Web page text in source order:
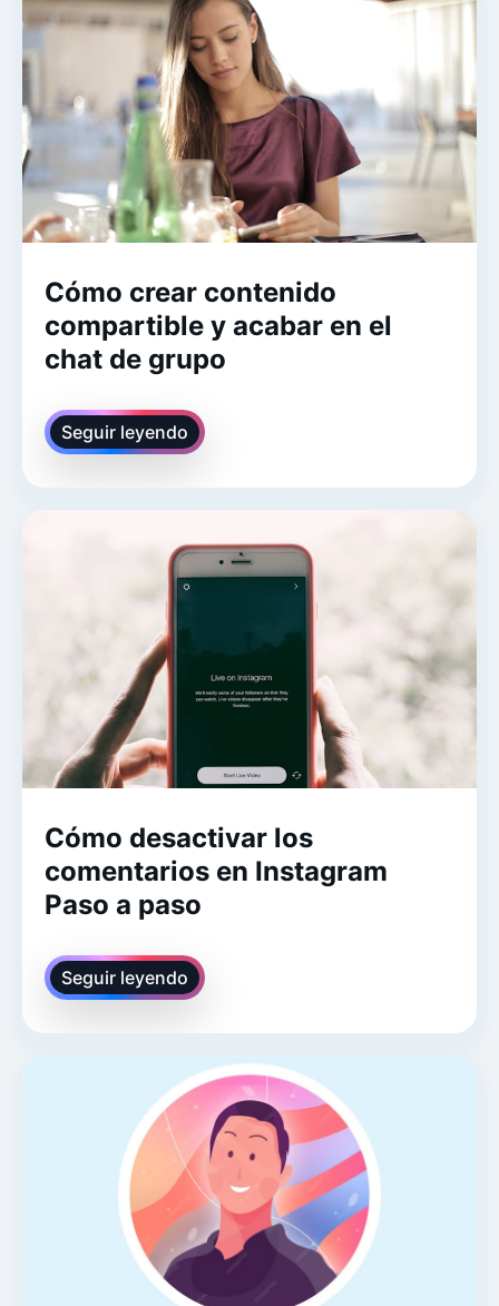
Cómo crear contenido
compartible y acabar en el
chat de grupo
Seguir leyendo
Cómo desactivar los
comentarios en Instagram
Paso a paso
Seguir leyendo